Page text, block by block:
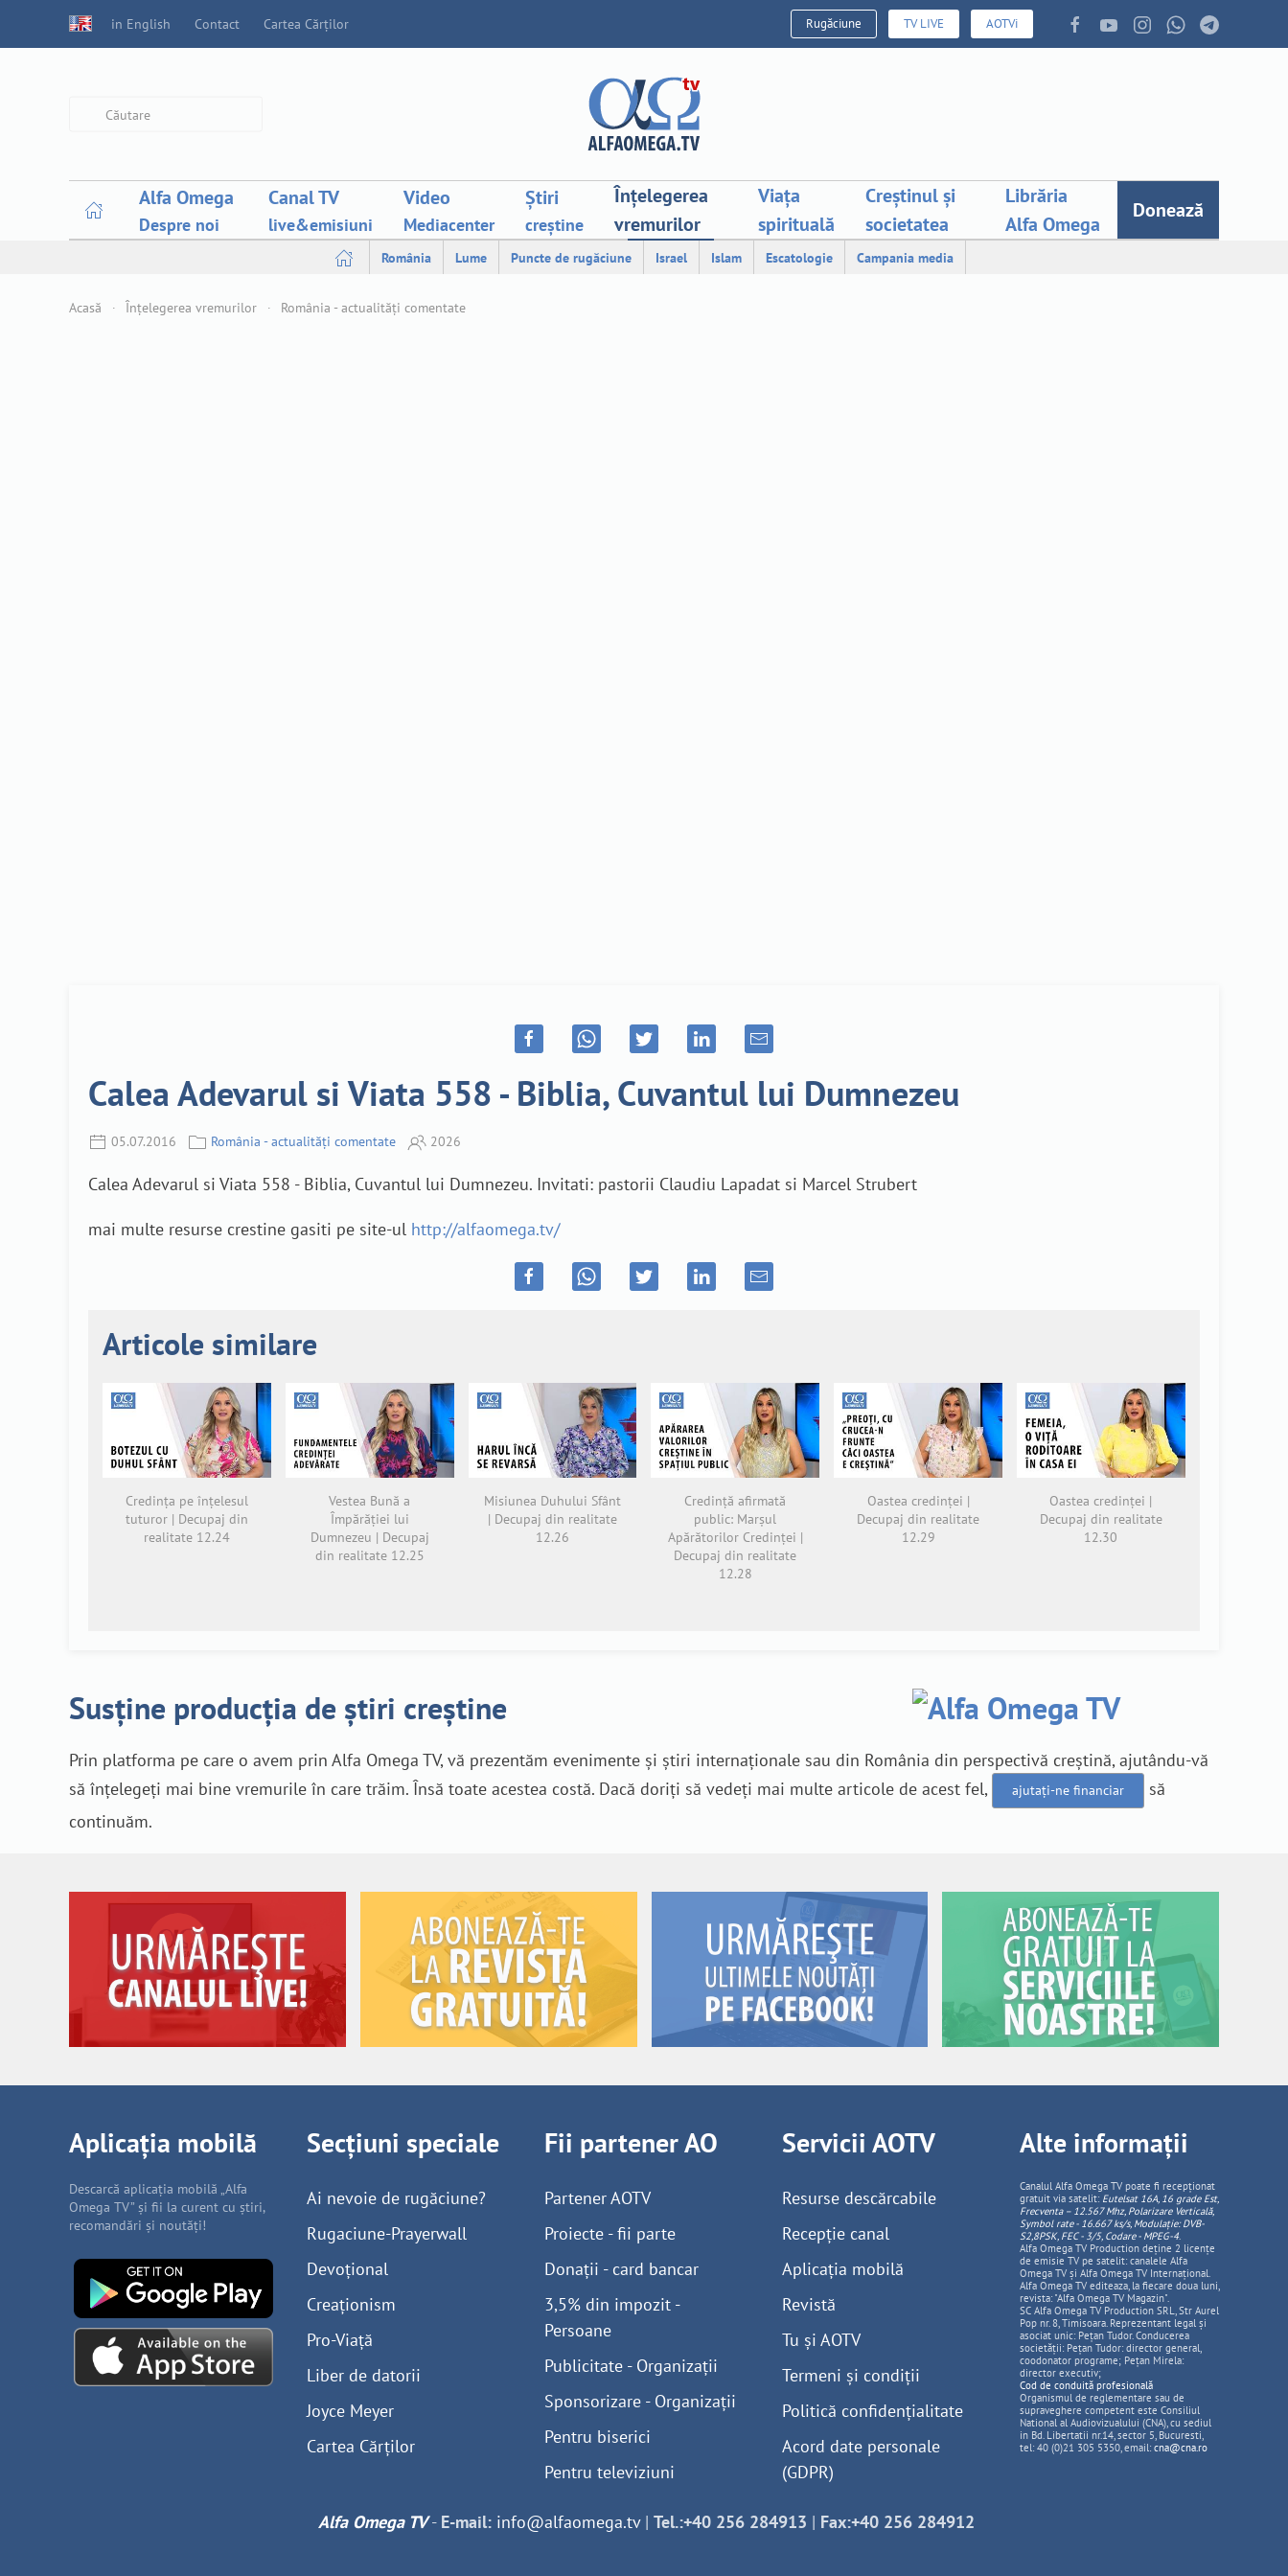
in English Contact Cartea Cărților Rugăciune TV LIVE AOTVi
Alfa Omega
Despre noi
Canal TV
live&emisiuni
Video
Mediacenter
Știri
creștine
Înțelegerea
vremurilor
Viața
spirituală
Creștinul și
societatea
Librăria
Alfa Omega
Donează
România Lume Puncte de rugăciune Israel Islam Escatologie Campania media
Acasă Înțelegerea vremurilor România - actualități comentate
Calea Adevarul si Viata 558 - Biblia, Cuvantul lui Dumnezeu
05.07.2016 România - actualități comentate 2026
Calea Adevarul si Viata 558 - Biblia, Cuvantul lui Dumnezeu. Invitati: pastorii Claudiu Lapadat si Marcel Strubert
mai multe resurse crestine gasiti pe site-ul http://alfaomega.tv/
Articole similare
Credința pe înțelesul
tuturor | Decupaj din
realitate 12.24
Vestea Bună a
Împărăției lui
Dumnezeu | Decupaj
din realitate 12.25
Misiunea Duhului Sfânt
| Decupaj din realitate
12.26
Credință afirmată
public: Marșul
Apărătorilor Credinței |
Decupaj din realitate
12.28
Oastea credinței |
Decupaj din realitate
12.29
Oastea credinței |
Decupaj din realitate
12.30
Susține producția de știri creștine
Prin platforma pe care o avem prin Alfa Omega TV, vă prezentăm evenimente și știri internaționale sau din România din perspectivă creștină, ajutându-vă
să înțelegeți mai bine vremurile în care trăim. Însă toate acestea costă. Dacă doriți să vedeți mai multe articole de acest fel,
ajutați-ne financiar
să
continuăm.
Aplicația mobilă
Descarcă aplicația mobilă „Alfa
Omega TV” și fii la curent cu știri,
recomandări și noutăți!
Secțiuni speciale
Ai nevoie de rugăciune?
Rugaciune-Prayerwall
Devoțional
Creaționism
Pro-Viață
Liber de datorii
Joyce Meyer
Cartea Cărților
Fii partener AO
Partener AOTV
Proiecte - fii parte
Donații - card bancar
3,5% din impozit -
Persoane
Publicitate - Organizații
Sponsorizare - Organizații
Pentru biserici
Pentru televiziuni
Servicii AOTV
Resurse descărcabile
Recepție canal
Aplicația mobilă
Revistă
Tu și AOTV
Termeni și condiții
Politică confidențialitate
Acord date personale
(GDPR)
Alte informații
Canalul Alfa Omega TV poate fi recepționat
gratuit via satelit: Eutelsat 16A, 16 grade Est,
Frecventa – 12.567 Mhz, PolarizareVerticală,
Symbol rate - 16.667 ks/s, Modulație: DVB-
S2,8PSK, FEC - 3/5, Codare - MPEG-4.
Alfa Omega TV Production deține 2 licențe
de emisie TV pe satelit: canalele Alfa
Omega TV și Alfa Omega TV Internațional.
Alfa Omega TV editeaza, la fiecare doua luni,
revista: "Alfa Omega TV Magazin".
SC Alfa Omega TV Production SRL, Str Aurel
Pop nr. 8, Timisoara. Reprezentant legal și
asociat unic: Pețan Tudor. Conducerea
societății: Pețan Tudor: director general,
coodonator programe; Pețan Mirela:
director executiv;
Cod de conduită profesională
Organismul de reglementare sau de
supraveghere competent este Consiliul
National al Audiovizualului (CNA), cu sediul
in Bd. Libertatii nr.14, sector 5, Bucuresti,
tel: 40 (0)21 305 5350, email: cna@cna.ro
Alfa Omega TV- E-mail: info@alfaomega.tv| Tel.:+40 256 284913 | Fax:+40 256 284912